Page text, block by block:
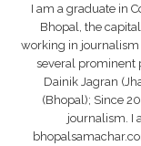
I am a graduate in
Bhopal, the
working in journalism
several prominent
Dainik Jagran
(Bhopal); Since
journalism. I